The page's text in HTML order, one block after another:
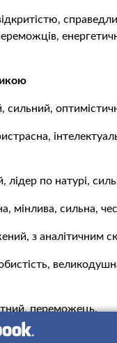
лідер по натурі,
мінлива, сильна,
з аналітичним
переможець.
стабільна, стійка,